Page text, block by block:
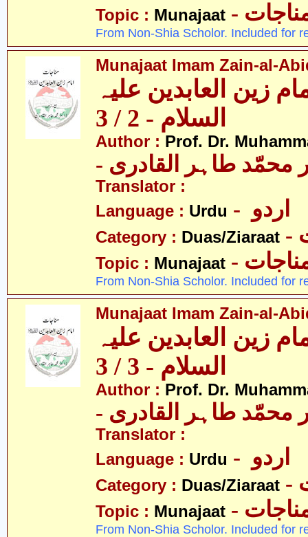
Topic : Munajaat مناجات
From Non-Shia Scholor. Included for
Munajaat Imam Zain-al-
زین العابدین علیہ
السلام - 2 / 3
Author : Prof. Dr.
محمّد طاہر القادری
Translator :
Language : Urdu
Category : Duas/Ziaraat
Topic : Munajaat مناجات
From Non-Shia Scholor. Included for
Munajaat Imam Zain-al-
زین العابدین علیہ
السلام - 3 / 3
Author : Prof. Dr.
محمّد طاہر القادری
Translator :
Language : Urdu
Category : Duas/Ziaraat
Topic : Munajaat مناجات
From Non-Shia Scholor. Included for